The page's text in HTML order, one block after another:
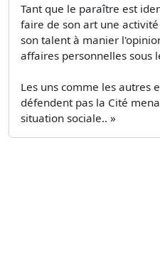
Tant que le paraître est
faire de son art une
son talent à manier
affaires personnelles sous
Les uns comme les autres
défendent pas la Cité
situation sociale.. »